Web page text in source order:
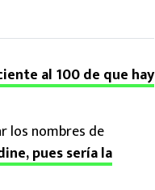
al 100 de que hay
los nombres de
pues sería la